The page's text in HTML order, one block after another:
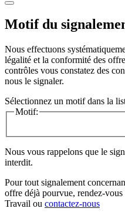
Motif du
Nous effectuons
légalité et la conformité des
contrôles vous constatez des
nous le signaler.
Sélectionnez un motif dans la
Motif:
Nous vous rappelons que le
interdit.
Pour tout signalement
offre déjà pourvue, rendez-
Travail ou contactez-nous